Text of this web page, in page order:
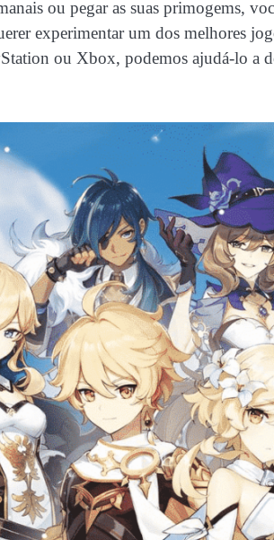
ou pegar as suas primogems,
experimentar um dos melhores
ou Xbox, podemos ajudá-lo a